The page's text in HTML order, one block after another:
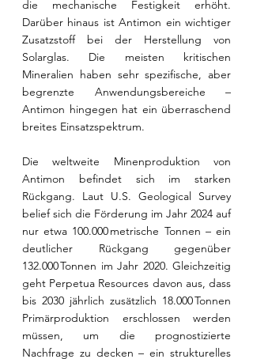
die mechanische Festigkeit erhöht.
Darüber hinaus ist Antimon ein wichtiger
Zusatzstoff bei der Herstellung von
Solarglas. Die meisten kritischen
Mineralien haben sehr spezifische, aber
begrenzte Anwendungsbereiche –
Antimon hingegen hat ein überraschend
breites Einsatzspektrum.
Die weltweite Minenproduktion von
Antimon befindet sich im starken
Rückgang. Laut U.S. Geological Survey
belief sich die Förderung im Jahr 2024 auf
nur etwa 100.000 metrische Tonnen – ein
deutlicher Rückgang gegenüber
132.000 Tonnen im Jahr 2020. Gleichzeitig
geht Perpetua Resources davon aus, dass
bis 2030 jährlich zusätzlich 18.000 Tonnen
Primärproduktion erschlossen werden
müssen, um die prognostizierte
Nachfrage zu decken – ein strukturelles